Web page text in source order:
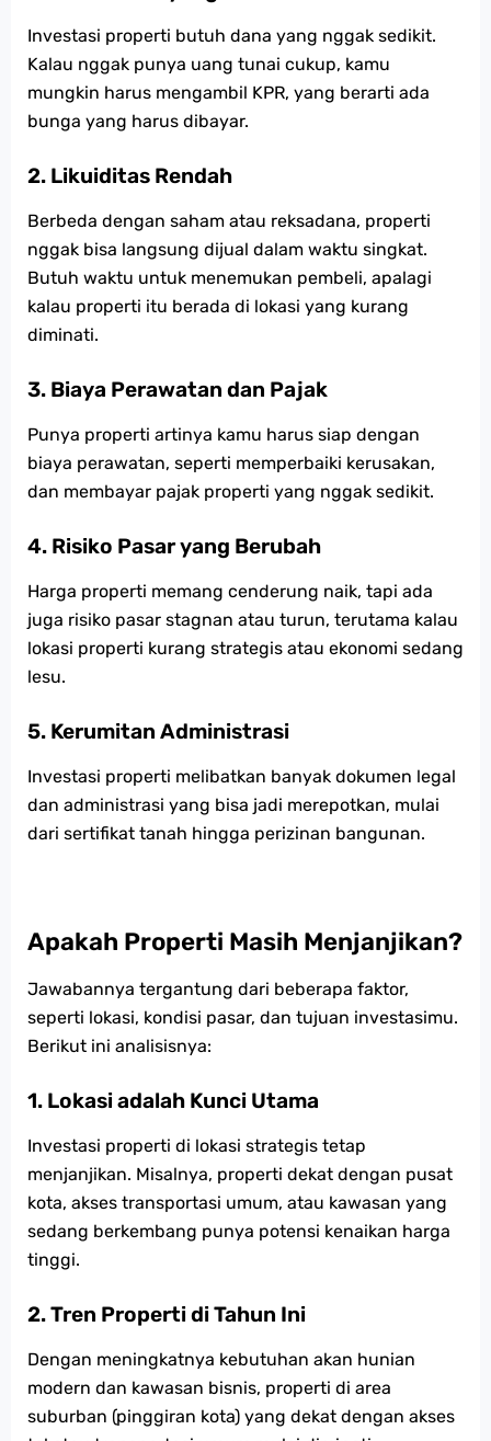
Investasi properti butuh dana yang nggak sedikit.
Kalau nggak punya uang tunai cukup, kamu
mungkin harus mengambil KPR, yang berarti ada
bunga yang harus dibayar.
2. Likuiditas Rendah
Berbeda dengan saham atau reksadana, properti
nggak bisa langsung dijual dalam waktu singkat.
Butuh waktu untuk menemukan pembeli, apalagi
kalau properti itu berada di lokasi yang kurang
diminati.
3. Biaya Perawatan dan Pajak
Punya properti artinya kamu harus siap dengan
biaya perawatan, seperti memperbaiki kerusakan,
dan membayar pajak properti yang nggak sedikit.
4. Risiko Pasar yang Berubah
Harga properti memang cenderung naik, tapi ada
juga risiko pasar stagnan atau turun, terutama kalau
lokasi properti kurang strategis atau ekonomi sedang
lesu.
5. Kerumitan Administrasi
Investasi properti melibatkan banyak dokumen legal
dan administrasi yang bisa jadi merepotkan, mulai
dari sertifikat tanah hingga perizinan bangunan.
Apakah Properti Masih Menjanjikan?
Jawabannya tergantung dari beberapa faktor,
seperti lokasi, kondisi pasar, dan tujuan investasimu.
Berikut ini analisisnya:
1. Lokasi adalah Kunci Utama
Investasi properti di lokasi strategis tetap
menjanjikan. Misalnya, properti dekat dengan pusat
kota, akses transportasi umum, atau kawasan yang
sedang berkembang punya potensi kenaikan harga
tinggi.
2. Tren Properti di Tahun Ini
Dengan meningkatnya kebutuhan akan hunian
modern dan kawasan bisnis, properti di area
suburban (pinggiran kota) yang dekat dengan akses